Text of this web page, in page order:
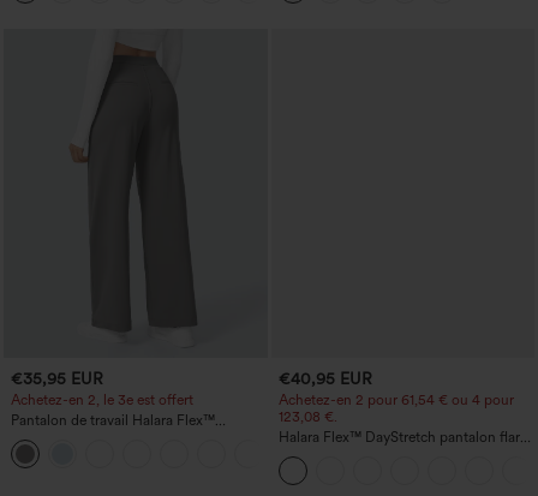
€35,95 EUR
Achetez-en 2, le 3e est offert
Pantalon de travail Halara Flex™
DayStretch à taille haute, avec poches et
coupe droite
€40,95 EUR
Achetez-en 2 pour 61,54 € ou 4 pour
123,08 €.
Halara Flex™ DayStretch pantalon flare
de travail, taille mi-haute, poche latérale
zippée